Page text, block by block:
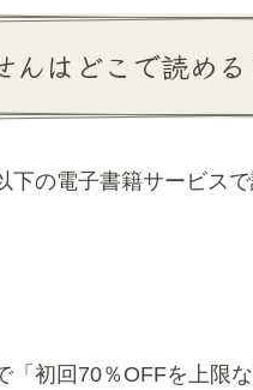
んはどこで読め
下の電子書籍サービスで
「初回70％OFFを上限